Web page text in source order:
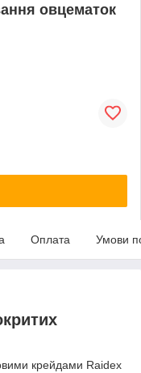
овцематок
Оплата Умови
крейдами Raidex